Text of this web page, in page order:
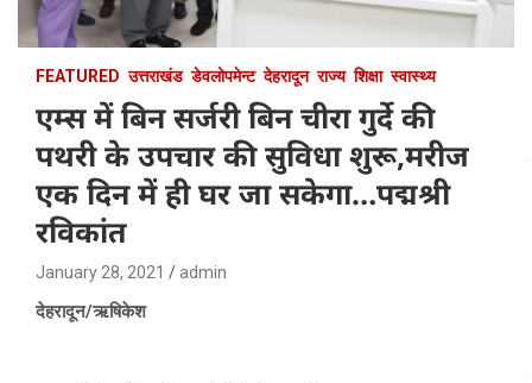
FEATURED उत्तराखंड डेवलोपमेन्ट देहरादून राज्य शिक्षा स्वास्थ्य
एम्स में बिन सर्जरी बिन चीरा गुर्दे की
पथरी के उपचार की सुविधा शुरू,मरीज
एक दिन में ही घर जा सकेगा…पद्मश्री
रविकांत
January 28, 2021 admin
देहरादून/ऋषिकेश